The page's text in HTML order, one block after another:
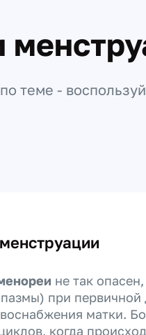
теме -
не так
при первичной
матки.
когда